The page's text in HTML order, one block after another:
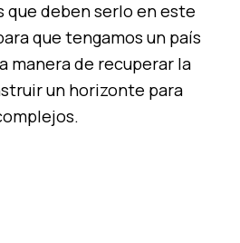
que deben serlo en este
que tengamos un país
manera de recuperar la
un horizonte para